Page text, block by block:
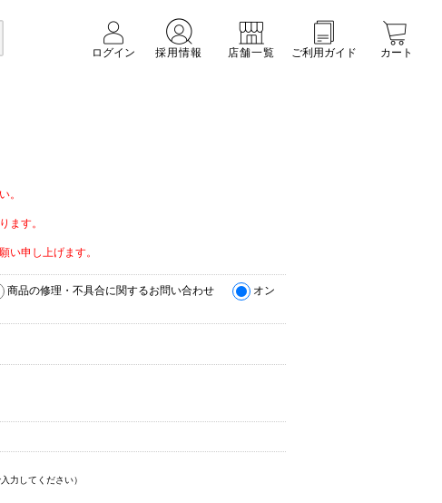
ログイン
採用情報 店舗一覧 ご利用ガイド カート
。
ます。
い申し上げます。
商品の修理・不具合に関するお問い合わせ
オン
入力してください）